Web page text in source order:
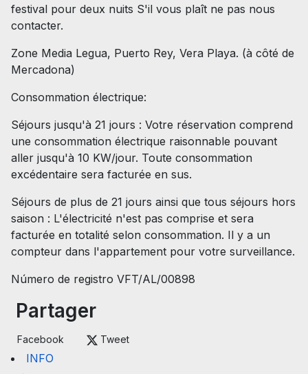
festival pour deux nuits S'il vous plaît ne pas nous
contacter.
Zone Media Legua, Puerto Rey, Vera Playa. (à côté de
Mercadona)
Consommation électrique:
Séjours jusqu'à 21 jours : Votre réservation comprend
une consommation électrique raisonnable pouvant
aller jusqu'à 10 KW/jour. Toute consommation
excédentaire sera facturée en sus.
Séjours de plus de 21 jours ainsi que tous séjours hors
saison : L'électricité n'est pas comprise et sera
facturée en totalité selon consommation. Il y a un
compteur dans l'appartement pour votre surveillance.
Número de registro VFT/AL/00898
Partager
Facebook Tweet
INFO